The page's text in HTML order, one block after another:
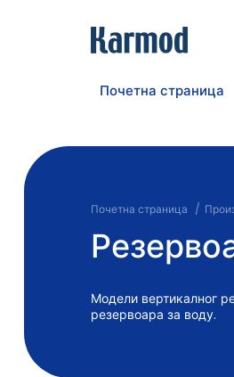
Почетна страница
Почетна страница
Модели вертикалног
резервоара за воду.